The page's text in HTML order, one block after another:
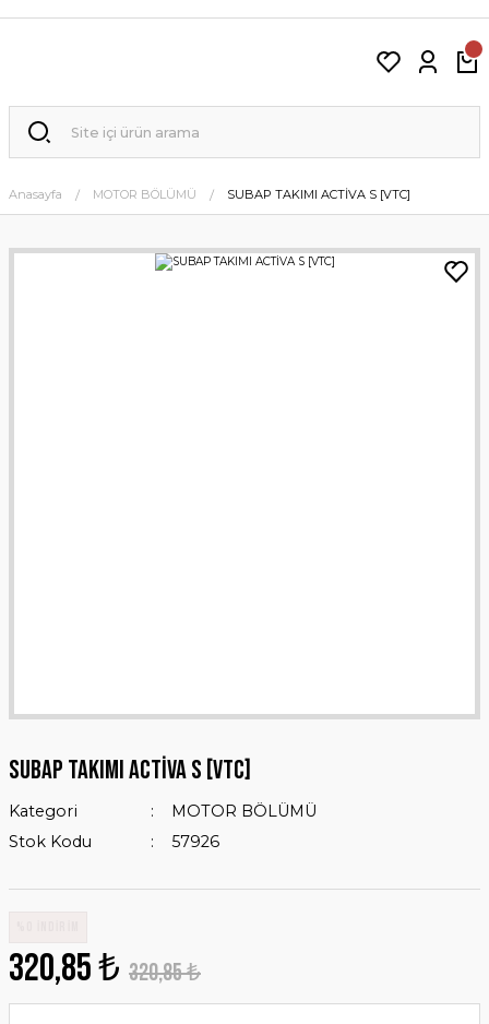
Anasayfa MOTOR BÖLÜMÜ SUBAP TAKIMI ACTİVA S [VTC]
SUBAP TAKIMI ACTİVA S [VTC]
Kategori
MOTOR BÖLÜMÜ
Stok Kodu
57926
320,85 ₺ 320,85 ₺